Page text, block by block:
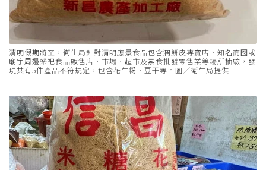
清明假期將至，衛生局針對清明應景食品包含潤餅皮專賣店、知名商圈或
廟宇周邊祭祀食品販售店、市場、超市及素食批發零售業等場所抽驗，發
現共有5件產品不符規定，包含花生粉、豆干等。圖／衛生局提供